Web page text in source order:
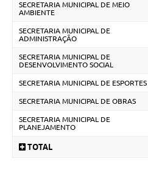
SECRETARIA MUNICIPAL DE MEIO
AMBIENTE
SECRETARIA MUNICIPAL DE
ADMINISTRAÇÃO
SECRETARIA MUNICIPAL DE
DESENVOLVIMENTO SOCIAL
SECRETARIA MUNICIPAL DE ESPORTES
SECRETARIA MUNICIPAL DE OBRAS
SECRETARIA MUNICIPAL DE
PLANEJAMENTO
TOTAL